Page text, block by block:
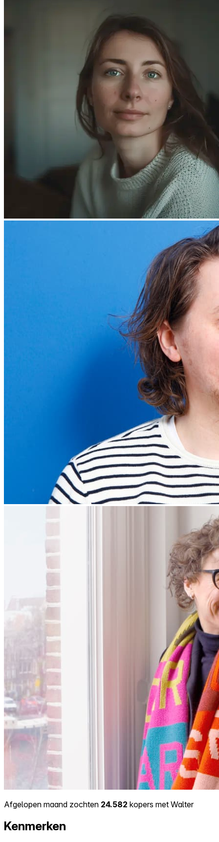
Afgelopen maand zochten 24.582 kopers met Walter
Kenmerken